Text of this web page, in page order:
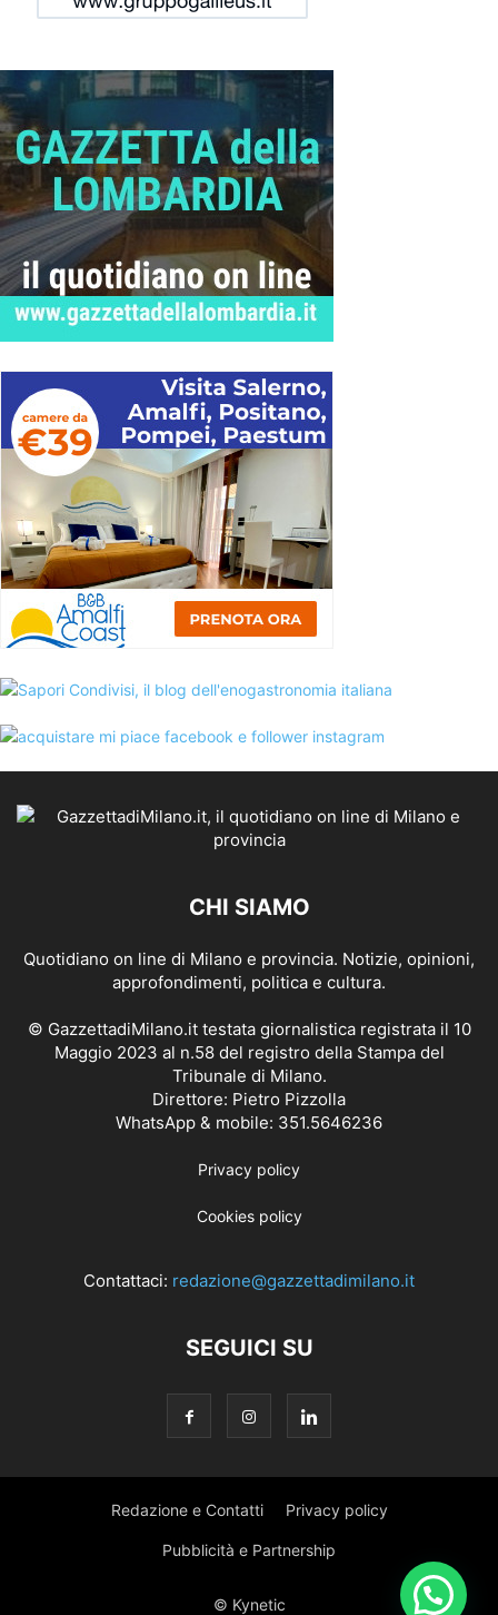
CHI SIAMO
Quotidiano on line di Milano e provincia. Notizie, opinioni,
approfondimenti, politica e cultura.
© GazzettadiMilano.it testata giornalistica registrata il 10
Maggio 2023 al n.58 del registro della Stampa del
Tribunale di Milano.
Direttore: Pietro Pizzolla
WhatsApp & mobile: 351.5646236
Privacy policy
Cookies policy
Contattaci: redazione@gazzettadimilano.it
SEGUICI SU
Redazione e Contatti Privacy policy
Pubblicità e Partnership
© Kynetic